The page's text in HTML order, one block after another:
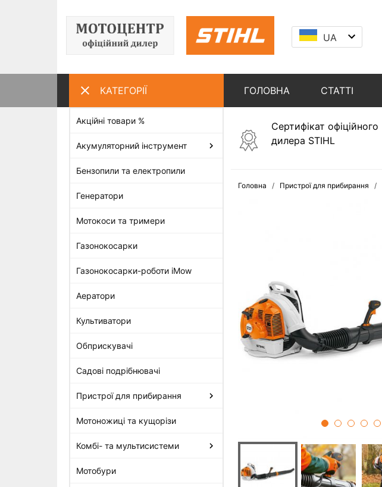
UA
КАТЕГОРІЇ
Акційні товари %
Акумуляторний інструмент
Бензопили та електропили
Генератори
Мотокоси та тримери
Газонокосарки
Газонокосарки-роботи iMow
Аератори
Культиватори
Обприскувачі
Садові подрібнювачі
Пристрої для прибирання
Мотоножиці та кущорізи
Комбі- та мультисистеми
Мотобури
ГОЛОВНА СТАТТІ
STIHL BR 450 C-EF
ранцевий
Сертифікат офіційного
дилера STIHL
Головна Пристрої для прибирання